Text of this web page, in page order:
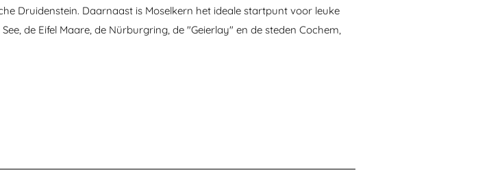
Druidenstein. Daarnaast is Moselkern het ideale startpunt voor leuke
de Eifel Maare, de Nürburgring, de "Geierlay" en de steden Cochem,